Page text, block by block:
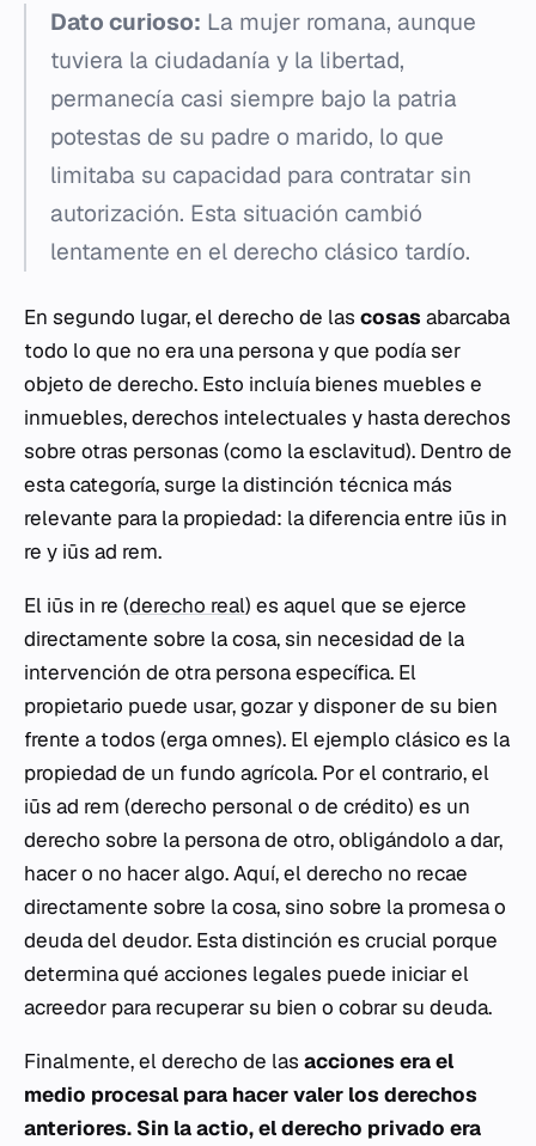
Dato curioso: La mujer romana, aunque
tuviera la ciudadanía y la libertad,
permanecía casi siempre bajo la patria
potestas de su padre o marido, lo que
limitaba su capacidad para contratar sin
autorización. Esta situación cambió
lentamente en el derecho clásico tardío.
En segundo lugar, el derecho de las cosas abarcaba
todo lo que no era una persona y que podía ser
objeto de derecho. Esto incluía bienes muebles e
inmuebles, derechos intelectuales y hasta derechos
sobre otras personas (como la esclavitud). Dentro de
esta categoría, surge la distinción técnica más
relevante para la propiedad: la diferencia entre iūs in
re y iūs ad rem.
El iūs in re (derecho real) es aquel que se ejerce
directamente sobre la cosa, sin necesidad de la
intervención de otra persona específica. El
propietario puede usar, gozar y disponer de su bien
frente a todos (erga omnes). El ejemplo clásico es la
propiedad de un fundo agrícola. Por el contrario, el
iūs ad rem (derecho personal o de crédito) es un
derecho sobre la persona de otro, obligándolo a dar,
hacer o no hacer algo. Aquí, el derecho no recae
directamente sobre la cosa, sino sobre la promesa o
deuda del deudor. Esta distinción es crucial porque
determina qué acciones legales puede iniciar el
acreedor para recuperar su bien o cobrar su deuda.
Finalmente, el derecho de las acciones era el
medio procesal para hacer valer los derechos
anteriores. Sin laactio, el derecho privado era